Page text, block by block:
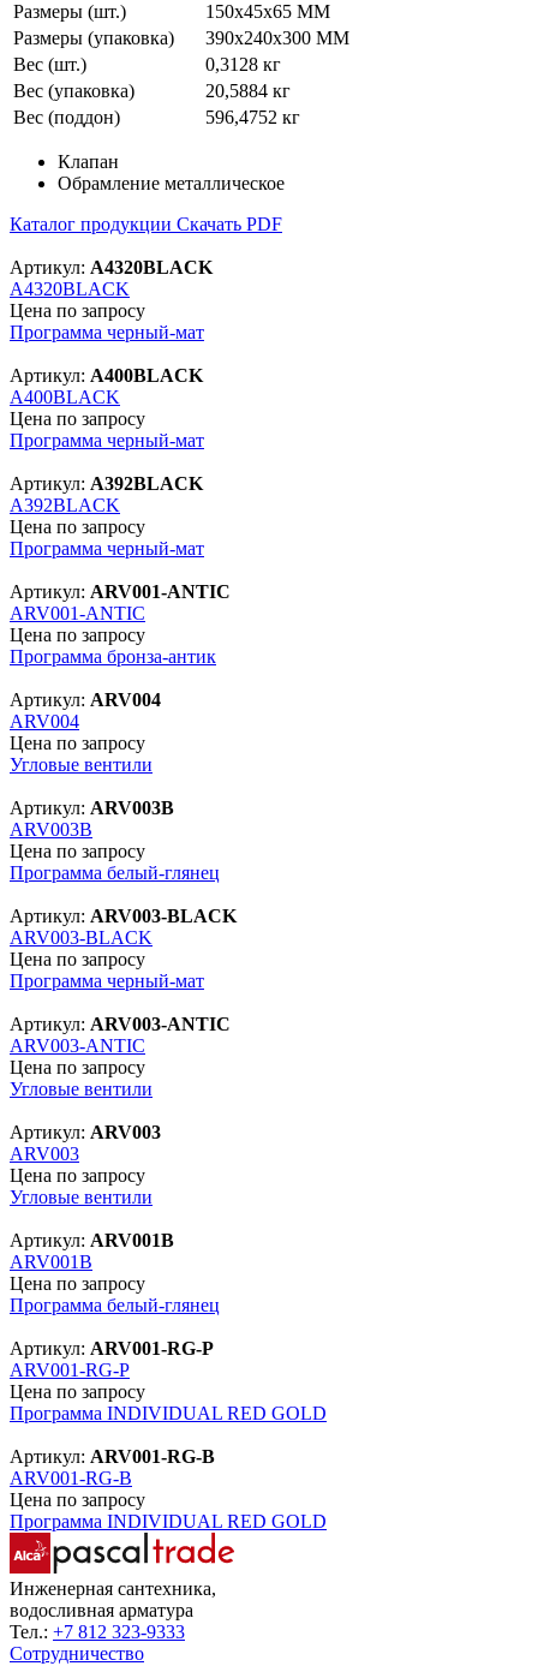
Размеры (шт.)
150x45x65 MM
Размеры (упаковка)
390x240x300 MM
Вес (шт.)
0,3128 кг
Вес (упаковка)
20,5884 кг
Вес (поддон)
596,4752 кг
Клапан
Обрамление металлическое
Каталог продукции Скачать PDF
Артикул: A4320BLACK
A4320BLACK
Цена по запросу
Программа черный-мат
Артикул: A400BLACK
A400BLACK
Цена по запросу
Программа черный-мат
Артикул: A392BLACK
A392BLACK
Цена по запросу
Программа черный-мат
Артикул: ARV001-ANTIC
ARV001-ANTIC
Цена по запросу
Программа бронза-антик
Артикул: ARV004
ARV004
Цена по запросу
Угловые вентили
Артикул: ARV003B
ARV003B
Цена по запросу
Программа белый-глянец
Артикул: ARV003-BLACK
ARV003-BLACK
Цена по запросу
Программа черный-мат
Артикул: ARV003-ANTIC
ARV003-ANTIC
Цена по запросу
Угловые вентили
Артикул: ARV003
ARV003
Цена по запросу
Угловые вентили
Артикул: ARV001B
ARV001B
Цена по запросу
Программа белый-глянец
Артикул: ARV001-RG-P
ARV001-RG-P
Цена по запросу
Программа INDIVIDUAL RED GOLD
Артикул: ARV001-RG-B
ARV001-RG-B
Цена по запросу
Программа INDIVIDUAL RED GOLD
Инженерная сантехника,
водосливная арматура
Тел.: +7 812 323-9333
Сотрудничество